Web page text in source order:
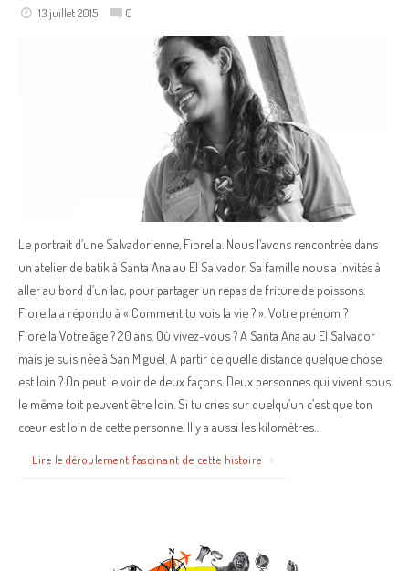
13 juillet 2015 0
Le portrait d’une Salvadorienne, Fiorella. Nous l’avons rencontrée dans
un atelier de batik à Santa Ana au El Salvador. Sa famille nous a invités à
aller au bord d’un lac, pour partager un repas de friture de poissons.
Fiorella a répondu à « Comment tu vois la vie ? ». Votre prénom ?
Fiorella Votre âge ? 20 ans. Où vivez-vous ? A Santa Ana au El Salvador
mais je suis née à San Miguel. A partir de quelle distance quelque chose
est loin ? On peut le voir de deux façons. Deux personnes qui vivent sous
le même toit peuvent être loin. Si tu cries sur quelqu’un c’est que ton
cœur est loin de cette personne. Il y a aussi les kilomètres…
Lire le déroulement fascinant de cette histoire